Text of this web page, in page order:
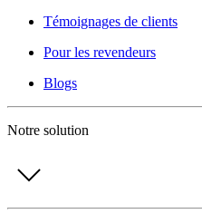
Témoignages de clients
Pour les revendeurs
Blogs
Notre solution